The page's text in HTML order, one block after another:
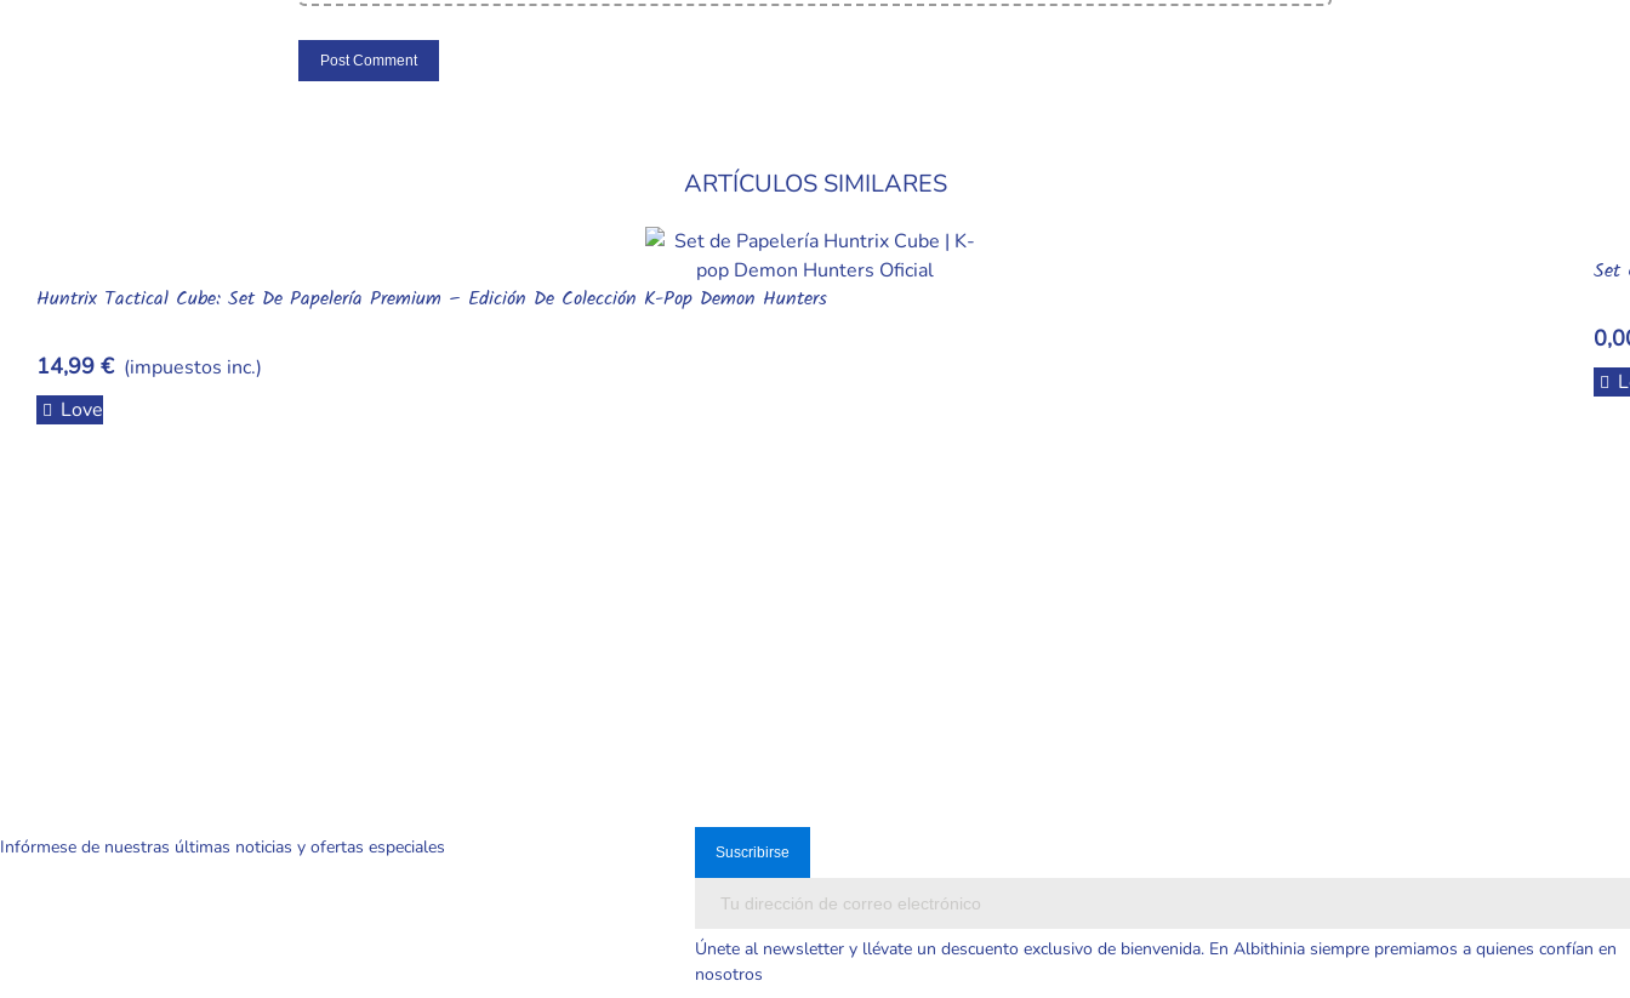
ARTÍCULOS SIMILARES
Añadir Al Carrito
Huntrix Tactical Cube: Set De Papelería Premium – Edición De Colección K-Pop Demon Hunters
14,99 € (impuestos inc.)
Love
Set
Infórmese de nuestras últimas noticias y ofertas especiales
Únete al newsletter y llévate un descuento exclusivo de bienvenida. En Albithinia siempre premiamos a quienes confían en
nosotros